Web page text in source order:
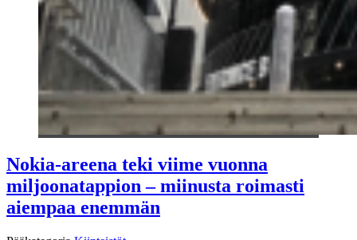
Nokia-areena teki viime vuonna
miljoonatappion – miinusta roimasti
aiempaa enemmän